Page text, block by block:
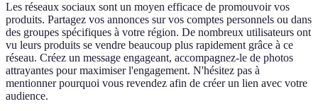
Les réseaux sociaux sont un moyen efficace de promouvoir vos
produits. Partagez vos annonces sur vos comptes personnels ou dans
des groupes spécifiques à votre région. De nombreux utilisateurs ont
vu leurs produits se vendre beaucoup plus rapidement grâce à ce
réseau. Créez un message engageant, accompagnez-le de photos
attrayantes pour maximiser l'engagement. N'hésitez pas à
mentionner pourquoi vous revendez afin de créer un lien avec votre
audience.